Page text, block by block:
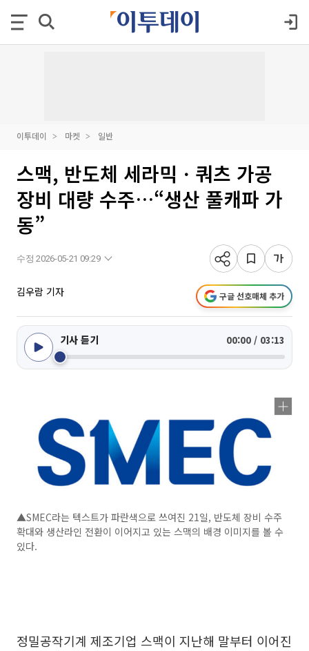
이투데이 마켓 일반
스맥, 반도체 세라믹ㆍ쿼츠 가공
장비 대량 수주…“생산 풀캐파 가
동”
수정 2026-05-21 09:29
김우람 기자 구글 선호매체 추가
기사 듣기 00:00 / 03:13
▲SMEC라는 텍스트가 파란색으로 쓰여진 21일, 반도체 장비 수주
확대와 생산라인 전환이 이어지고 있는 스맥의 배경 이미지를 볼 수
있다.
정밀공작기계 제조기업 스맥이 지난해 말부터 이어진